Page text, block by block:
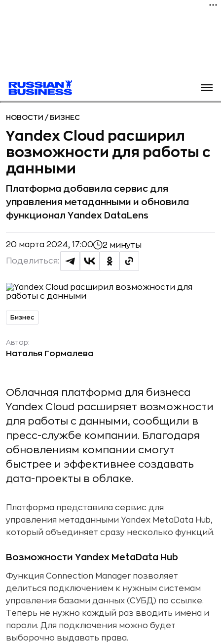
НОВОСТИ / БИЗНЕС
Yandex Cloud расширил
возможности для работы с
данными
Платформа добавила сервис для
управления метаданными и обновила
функционал Yandex DataLens
20 марта 2024, 17:00 2 минуты
Поделиться:
Бизнес
Автор:
Наталья Гормалева
Облачная платформа для бизнеса
Yandex Cloud расширяет возможности
для работы с данными, сообщили в
пресс-службе компании. Благодаря
обновлениям компании смогут
быстрее и эффективнее создавать
дата-проекты в облаке.
Платформа представила сервис для
управления метаданными Yandex MetaData Hub,
который объединяет сразу несколько функций.
Возможности Yandex MetaData Hub
Функция Connection Manager позволяет
делиться подключением к нужным системам
управления базами данных (СУБД) по ссылке.
Теперь не нужно каждый раз вводить имена и
пароли. Для подключения можно будет
выборочно выдавать права.